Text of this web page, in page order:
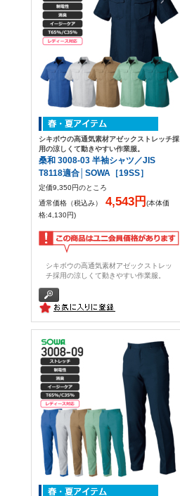
シキボウの高通気素材アゼックストレッチ採
用の涼しくて動きやすい作業服。
桑和 3008-03 半袖シャツ／JIS
T8118適合│SOWA［19SS］
定価9,350円のところ
通常価格（税込み）
4,543円(本体価
格:4,130円)
シキボウの高通気素材アゼックストレッ
チ採用の涼しくて動きやすい作業服。